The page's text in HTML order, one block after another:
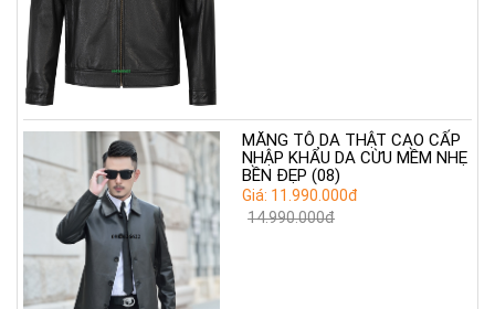
MĂNG TÔ DA THẬT CAO CẤP
NHẬP KHẨU DA CỪU MỀM NHẸ
BỀN ĐẸP (08)
Giá: 11.990.000đ
14.990.000đ